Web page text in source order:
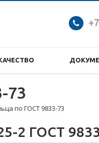
73
по ГОСТ 9833-73
2 ГОСТ